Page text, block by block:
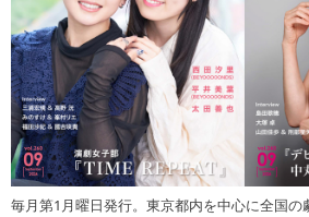
毎月第1月曜日発行。東京都内を中心に全国の